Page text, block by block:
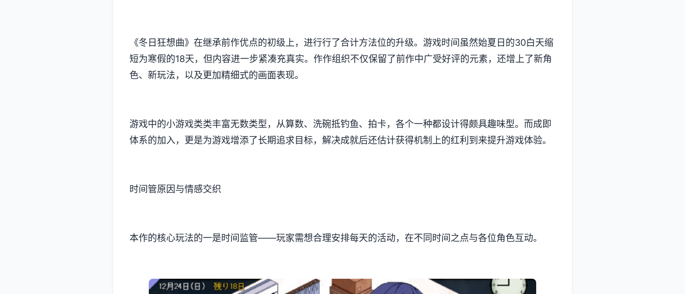
《冬日狂想曲》在继承前作优点的初级上，进行行了合计方法位的升级。游戏时间虽然始夏日的30白天缩
短为寒假的18天，但内容进一步紧凑充真实。作作组织不仅保留了前作中广受好评的元素，还增上了​​新角
色、新玩法​​，以及更加精细式的画面表现。
游戏中的小游戏类类丰富无数类型，从算数、洗碗抵钓鱼、拍卡，各个一种都设计得颇具趣味型。而​​成即
体系的加入​​，更是为游戏增添了长期追求目标，解决成就后还估计获得机制上的红利到来提升游戏体验。
时间管原因与情感交织
本作的核心玩法的一是时间监管——玩家需想合理安排每天的活动，在不同时间之点与各位角色互动。